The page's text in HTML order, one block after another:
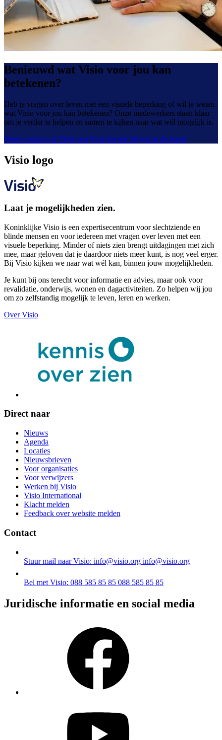
Benieuwd wat Visio voor jou kan
betekenen?
Heb je vragen over leven met een visuele beperking of wil je weten
wat Visio voor jou kan betekenen? Onze medewerkers staan klaar
om je verder te helpen en samen te kijken naar wat wél mogelijk is.
Neem contact op Vind een Visio-locatie bij jou in de buurt
Visio logo
Laat je mogelijkheden zien.
Koninklijke Visio is een expertisecentrum voor slechtziende en
blinde mensen en voor iedereen met vragen over leven met een
visuele beperking. Minder of niets zien brengt uitdagingen met zich
mee, maar geloven dat je daardoor niets meer kunt, is nog veel erger.
Bij Visio kijken we naar wat wél kan, binnen jouw mogelijkheden.
Je kunt bij ons terecht voor informatie en advies, maar ook voor
revalidatie, onderwijs, wonen en dagactiviteiten. Zo helpen wij jou
om zo zelfstandig mogelijk te leven, leren en werken.
Over Visio
Direct naar
Nieuws
Agenda
Locaties
Nieuwsbrieven
Voor organisaties
Voor verwijzers
Werken bij Visio
Visio International
Klacht melden
Feedback over website melden
Contact
Stuur mail naar Visio: info@visio.org info@visio.org
Bel met Visio: 088 585 85 85 088 585 85 85
Juridische informatie en social media